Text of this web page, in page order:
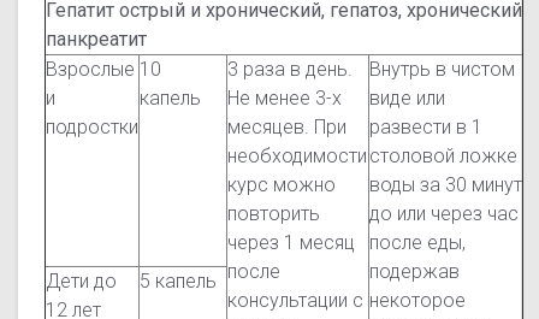
Гепатит острый и хронический, гепатоз, хронический
панкреатит
Взрослые
и
подростки
10
капель
3 раза в день.
Не менее 3-х
месяцев. При
необходимости
курс можно
повторить
через 1 месяц
после
консультации с
Внутрь в чистом
виде или
развести в 1
столовой ложке
воды за 30 минут
до или через час
после еды,
подержав
некоторое
Дети до
12 лет
5 капель